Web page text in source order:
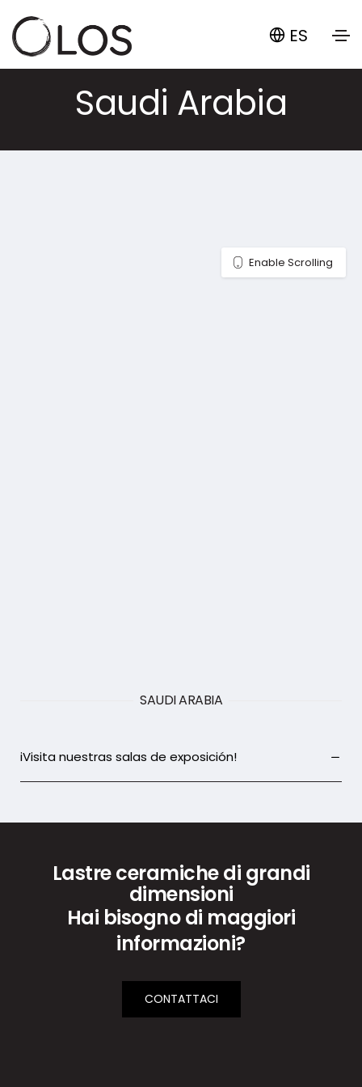
ES
Saudi Arabia
Enable Scrolling
SAUDI ARABIA
iVisita nuestras salas de exposición!
Lastre ceramiche di grandi
dimensioni
Hai bisogno di maggiori
informazioni?
CONTATTACI